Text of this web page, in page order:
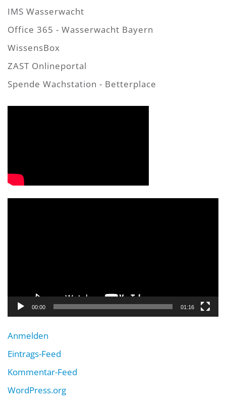
IMS Wasserwacht
Office 365 - Wasserwacht Bayern
WissensBox
ZAST Onlineportal
Spende Wachstation - Betterplace
00:00 01:16
Anmelden
Eintrags-Feed
Kommentar-Feed
WordPress.org